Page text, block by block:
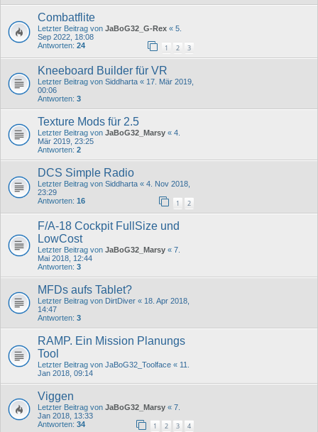
Combatflite
Letzter Beitrag von JaBoG32_G-Rex « 5.
Sep 2022, 18:08
Antworten: 24 1 2 3
Kneeboard Builder für VR
Letzter Beitrag von Siddharta « 17. Mär 2019,
00:06
Antworten: 3
Texture Mods für 2.5
Letzter Beitrag von JaBoG32_Marsy « 4.
Mär 2019, 23:25
Antworten: 2
DCS Simple Radio
Letzter Beitrag von Siddharta « 4. Nov 2018,
23:29
Antworten: 16 1 2
F/A-18 Cockpit FullSize und
LowCost
Letzter Beitrag von JaBoG32_Marsy « 7.
Mai 2018, 12:44
Antworten: 3
MFDs aufs Tablet?
Letzter Beitrag von DirtDiver « 18. Apr 2018,
14:47
Antworten: 3
RAMP. Ein Mission Planungs
Tool
Letzter Beitrag von JaBoG32_Toolface « 11.
Jan 2018, 09:14
Viggen
Letzter Beitrag von JaBoG32_Marsy « 7.
Jan 2018, 13:33
Antworten: 34 1 2 3 4